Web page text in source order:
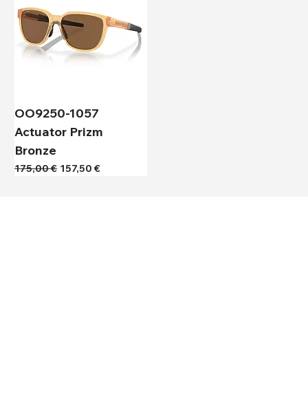
OO9250-1057
Actuator Prizm
Bronze
Κανονική τιμή
175,00 € Τιμή Έκπτωσης
157,50 €